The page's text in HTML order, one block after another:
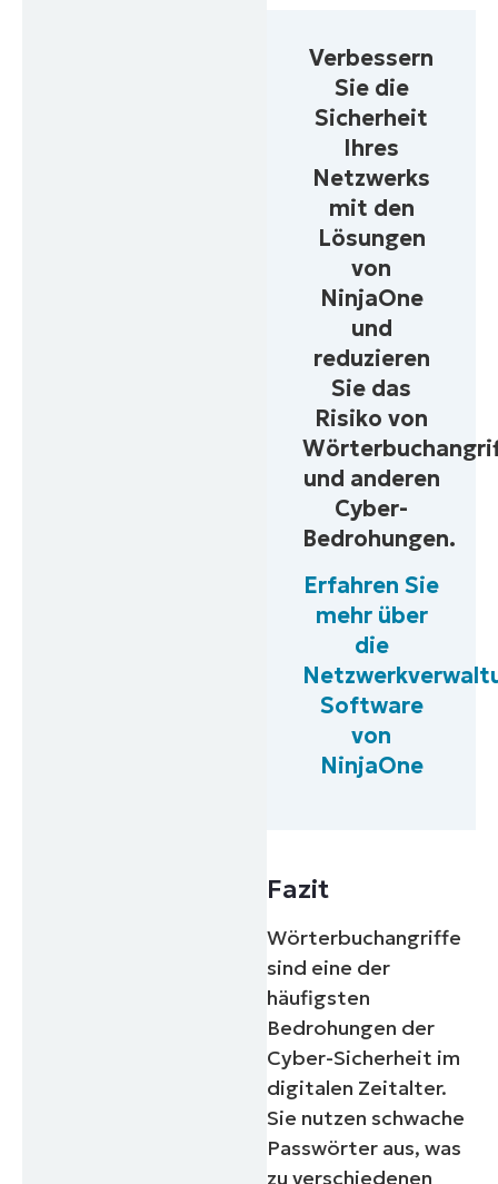
Verbessern
Sie die
Sicherheit
Ihres
Netzwerks
mit den
Lösungen
von
NinjaOne
und
reduzieren
Sie das
Risiko von
und anderen
Cyber-
Bedrohungen.
Erfahren Sie
mehr über
die
Software
von
NinjaOne
Fazit
Wörterbuchangriffe
sind eine der
häufigsten
Bedrohungen der
Cyber-Sicherheit im
digitalen Zeitalter.
Sie nutzen schwache
Passwörter aus, was
zu verschiedenen